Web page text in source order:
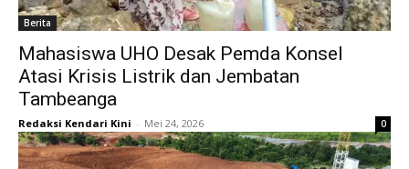
Berita
Mahasiswa UHO Desak Pemda Konsel
Atasi Krisis Listrik dan Jembatan
Tambeanga
Redaksi Kendari Kini - Mei 24, 2026 0